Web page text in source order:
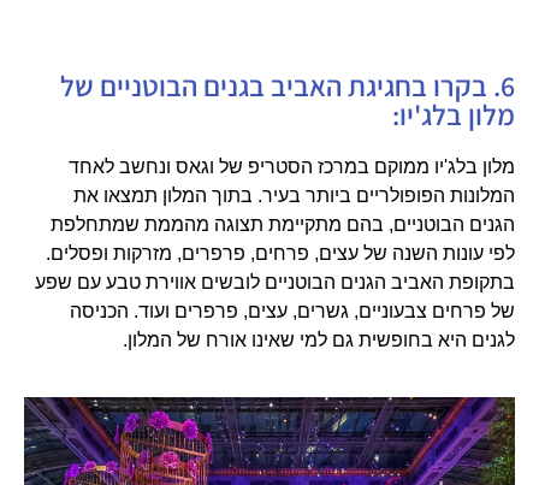
6. בקרו בחגיגת האביב בגנים הבוטניים של
מלון בלג'יו:
מלון בלג'יו ממוקם במרכז הסטריפ של וגאס ונחשב לאחד
המלונות הפופולריים ביותר בעיר. בתוך המלון תמצאו את
הגנים הבוטניים, בהם מתקיימת תצוגה מהממת שמתחלפת
לפי עונות השנה של עצים, פרחים, פרפרים, מזרקות ופסלים.
בתקופת האביב הגנים הבוטניים לובשים אווירת טבע עם שפע
של פרחים צבעוניים, גשרים, עצים, פרפרים ועוד. הכניסה
לגנים היא בחופשית גם למי שאינו אורח של המלון.